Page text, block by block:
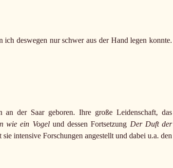
deswegen nur schwer aus der Hand legen konnte.
der Saar geboren. Ihre große Leidenschaft, das
wie ein Vogelund dessen Fortsetzung Der Duft der
sie intensive Forschungen angestellt und dabei u.a. den